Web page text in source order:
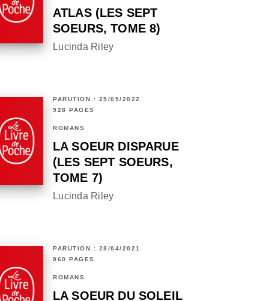
ATLAS (LES SEPT
SOEURS, TOME 8)
Lucinda Riley
PARUTION : 25/05/2022
928 PAGES
ROMANS
LA SOEUR DISPARUE
(LES SEPT SOEURS,
TOME 7)
Lucinda Riley
PARUTION : 28/04/2021
960 PAGES
ROMANS
LA SOEUR DU SOLEIL